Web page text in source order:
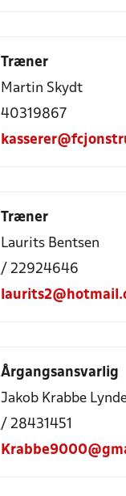
Træner
Martin Skydt
40319867
Træner
Laurits Bentsen
/ 22924646
Årgangsansvarlig
Jakob Krabbe
/ 28431451